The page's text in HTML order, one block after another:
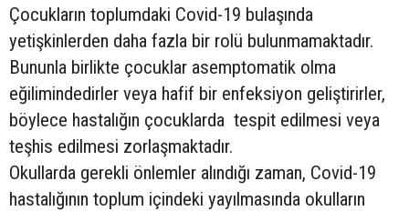
Çocukların toplumdaki Covid-19 bulaşında
yetişkinlerden daha fazla bir rolü bulunmamaktadır.
Bununla birlikte çocuklar asemptomatik olma
eğilimindedirler veya hafif bir enfeksiyon geliştirirler,
böylece hastalığın çocuklarda tespit edilmesi veya
teşhis edilmesi zorlaşmaktadır.
Okullarda gerekli önlemler alındığı zaman, Covid-19
hastalığının toplum içindeki yayılmasında okulların